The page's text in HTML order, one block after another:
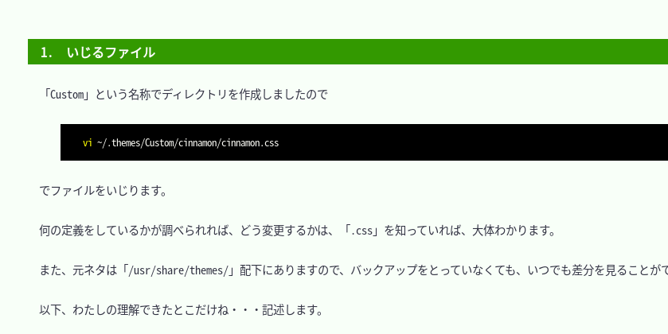
1.　いじるファイル
「Custom」という名称でディレクトリを作成しましたので
vi ~/.themes/Custom/cinnamon/cinnamon.css
でファイルをいじります。
何の定義をしているかが調べられれば、どう変更するかは、「.css」を知っていれば、大体わかります。
また、元ネタは「/usr/share/themes/」配下にありますので、バックアップをとっていなくても、いつでも差分を見ることがで
以下、わたしの理解できたとこだけね・・・記述します。